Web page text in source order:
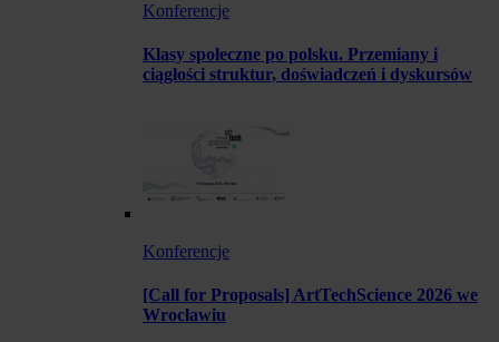
Konferencje
Klasy społeczne po polsku. Przemiany i
ciągłości struktur, doświadczeń i dyskursów
Konferencje
[Call for Proposals] ArtTechScience 2026 we
Wrocławiu